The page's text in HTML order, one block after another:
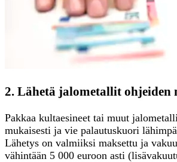
2. Lähetä jalometallit ohjeiden
Pakkaa kultaesineet tai muut
mukaisesti ja vie palautuskuori
Lähetys on valmiiksi maksettu ja
vähintään 5 000 euroon asti